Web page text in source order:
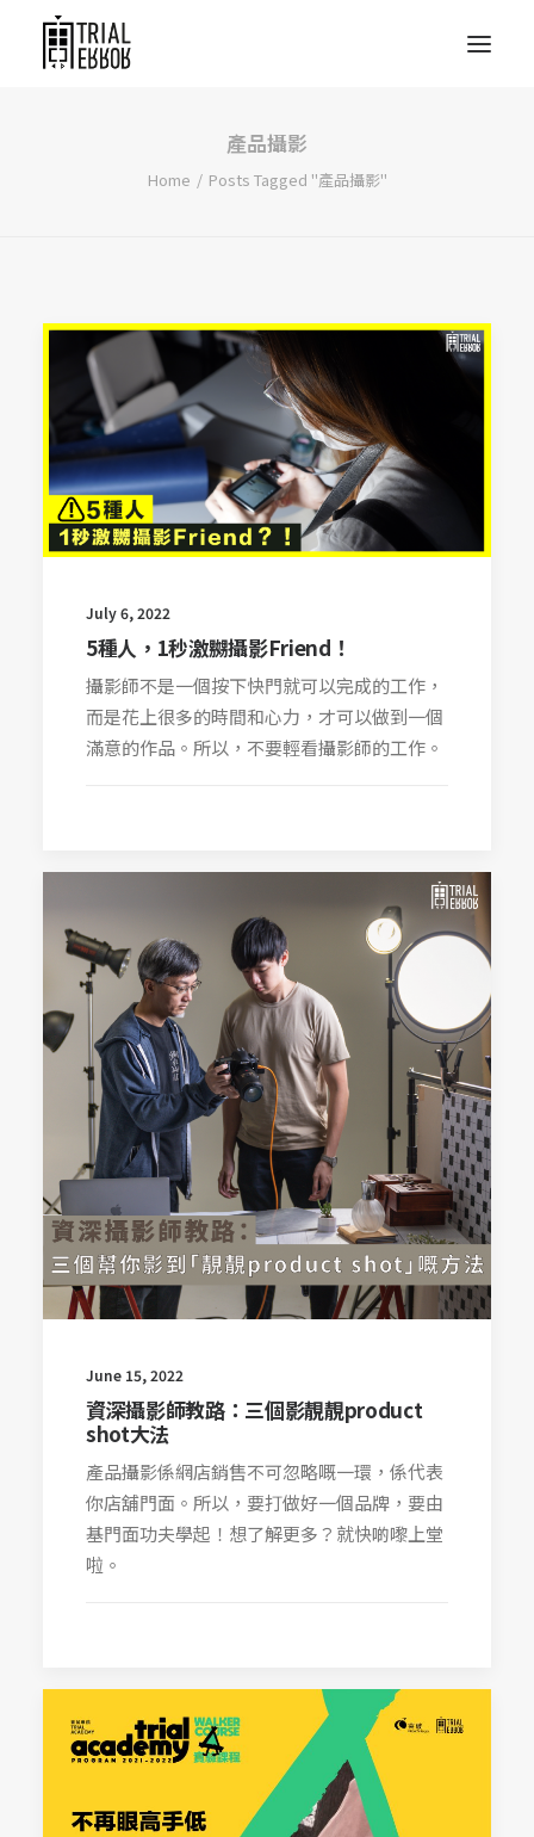
產品攝影
Home Posts Tagged "產品攝影"
July 6, 2022
5種人，1秒激嬲攝影Friend！
攝影師不是一個按下快門就可以完成的工作，
而是花上很多的時間和心力，才可以做到一個
滿意的作品。所以，不要輕看攝影師的工作。
June 15, 2022
資深攝影師教路：三個影靚靚product
shot大法
產品攝影係網店銷售不可忽略嘅一環，係代表
你店舖門面。所以，要打做好一個品牌，要由
基門面功夫學起！想了解更多？就快啲嚟上堂
啦。